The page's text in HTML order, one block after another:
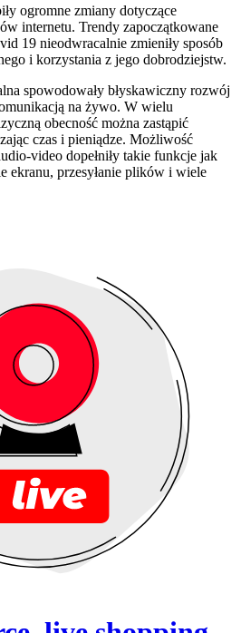
ogromne zmiany dotyczące
internetu. Trendy zapoczątkowane
19 nieodwracalnie zmieniły sposób
i korzystania z jego dobrodziejstw.
spowodowały błyskawiczny rozwój
na żywo. W wielu
obecność można zastąpić
czas i pieniądze. Możliwość
video dopełniły takie funkcje jak
ekranu, przesyłanie plików i wiele